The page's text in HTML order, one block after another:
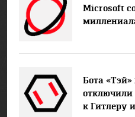
Microsoft
Бота
отключили
к Гитлеру